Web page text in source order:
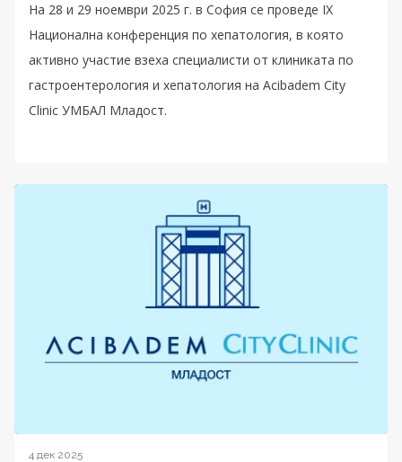
На 28 и 29 ноември 2025 г. в София се проведе IX
Национална конференция по хепатология, в която
активно участие взеха специалисти от клиниката по
гастроентерология и хепатология на Acibadem City
Clinic УМБАЛ Младост.
4 дек 2025